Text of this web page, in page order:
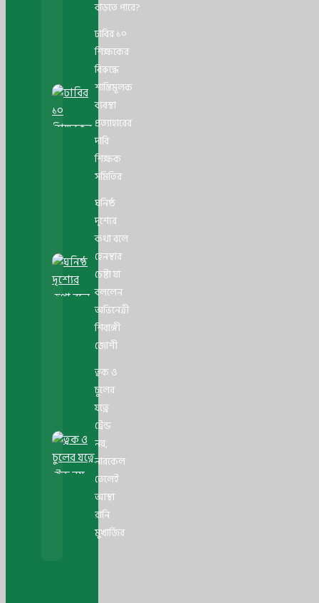
বাড়তে পারে?
ঢাবির ১০
শিক্ষকের
বিরুদ্ধে
শাস্তিমূলক
ব্যবস্থা
প্রত্যাহারের
দাবি
শিক্ষক
সমিতির
ঘনিষ্ঠ
দৃশ্যের
কথা বলে
হেনস্থার
চেষ্টা যা
বললেন
অভিনেত্রী
শিবাঙ্গী
জোশী
ত্বক ও
চুলের
যত্নে
ট্রেন্ড
নয়,
নারকেল
তেলেই
আস্থা
রানি
মুখার্জির